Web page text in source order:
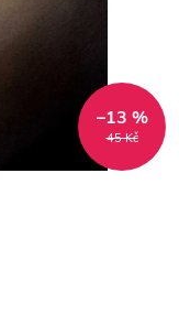
45 Kč
–13 %